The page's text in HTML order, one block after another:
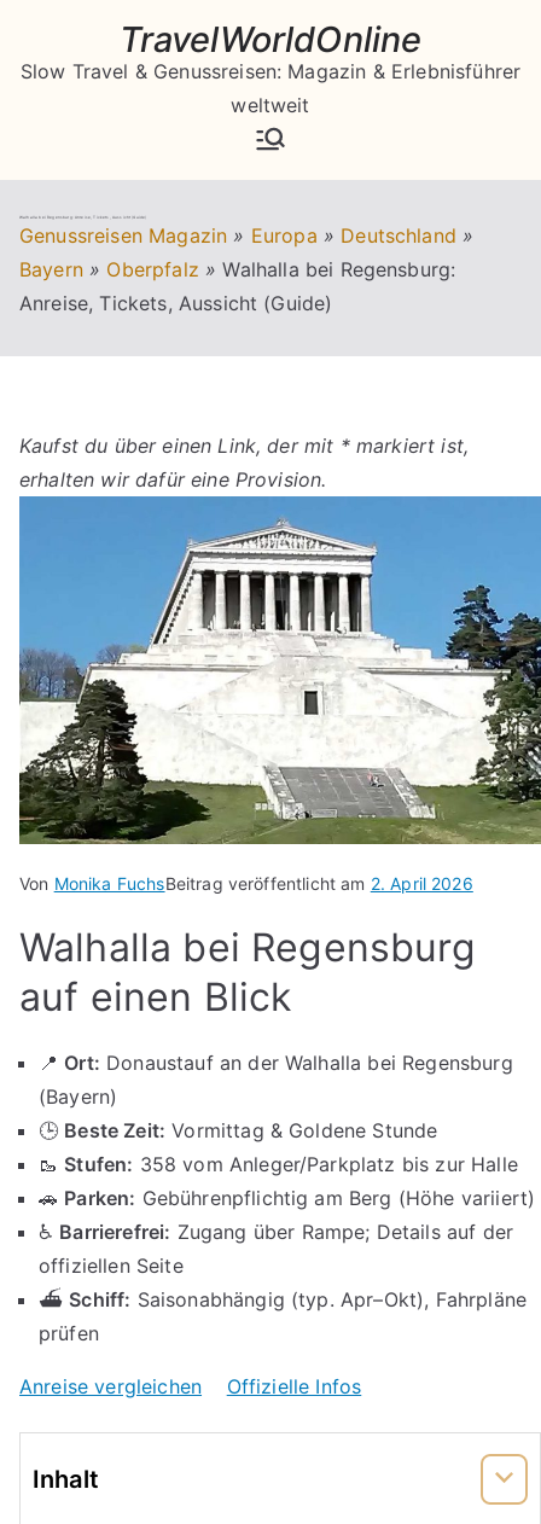
springen
TravelWorldOnline
Slow Travel & Genussreisen: Magazin & Erlebnisführer
weltweit
Walhalla bei Regensburg: Anreise, Tickets, Aussicht (Guide)
Genussreisen Magazin » Europa » Deutschland »
Bayern » Oberpfalz » Walhalla bei Regensburg:
Anreise, Tickets, Aussicht (Guide)
Kaufst du über einen Link, der mit * markiert ist,
erhalten wir dafür eine Provision.
Von Monika FuchsBeitrag veröffentlicht am 2. April 2026
Walhalla bei Regensburg
auf einen Blick
📍 Ort: Donaustauf an der Walhalla bei Regensburg
(Bayern)
🕒 Beste Zeit: Vormittag & Goldene Stunde
🥾 Stufen: 358 vom Anleger/Parkplatz bis zur Halle
🚗 Parken: Gebührenpflichtig am Berg (Höhe variiert)
♿ Barrierefrei: Zugang über Rampe; Details auf der
offiziellen Seite
⛴️ Schiff: Saisonabhängig (typ. Apr–Okt), Fahrpläne
prüfen
Anreise vergleichen Offizielle Infos
Inhalt